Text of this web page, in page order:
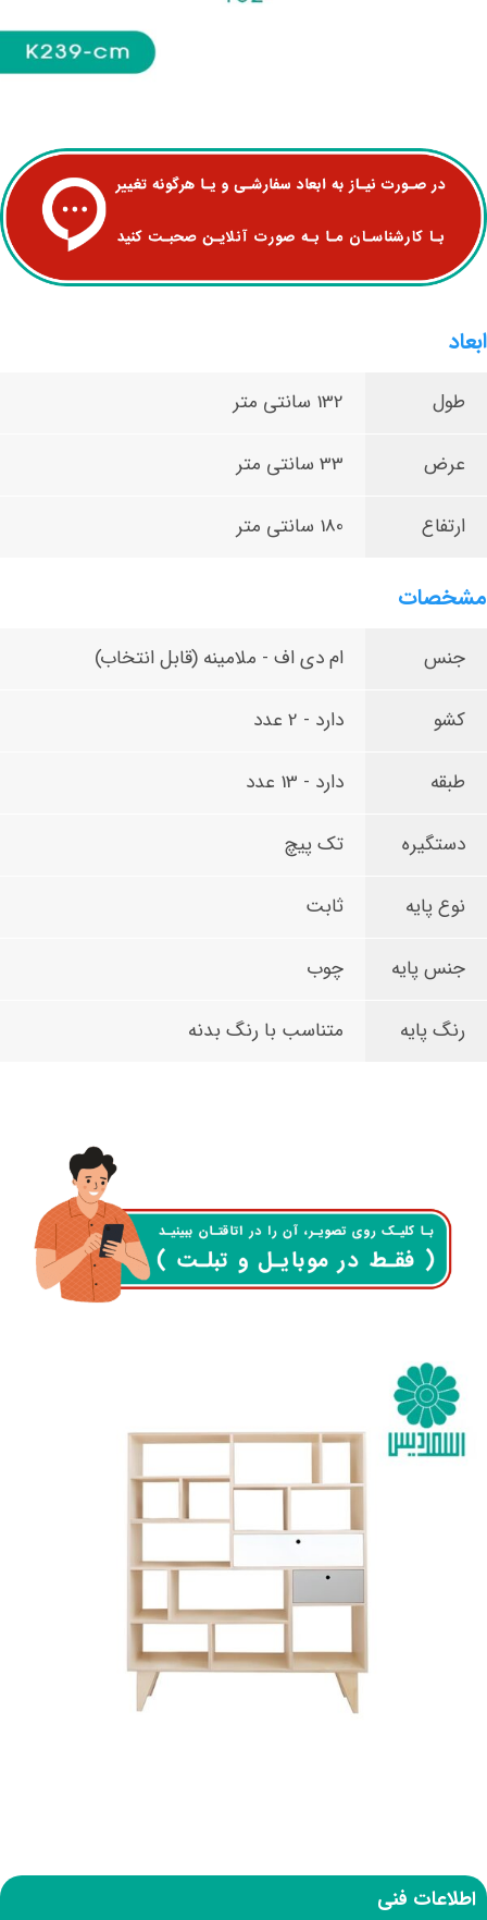
ابعاد
طول 132 سانتی متر
عرض 33 سانتی متر
ارتفاع 180 سانتی متر
مشخصات
جنس ام دی اف - ملامینه (قابل انتخاب)
کشو دارد - 2 عدد
طبقه دارد - 13 عدد
دستگیره تک پیچ
نوع پایه ثابت
جنس پایه چوب
رنگ پایه متناسب با رنگ بدنه
اطلاعات فنی